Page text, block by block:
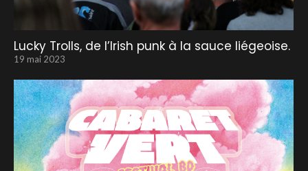
Lucky Trolls, de l’Irish punk à la sauce liégeoise.
19 mai 2023